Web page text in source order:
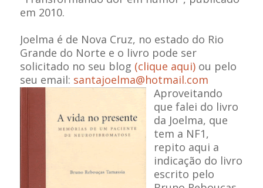
em 2010.
Joelma é de Nova Cruz, no estado do Rio
Grande do Norte e o livro pode ser
solicitado no seu blog (clique aqui)ou pelo
seu email: santajoelma@hotmail.com
Aproveitando
que falei do livro
da Joelma, que
tem a NF1,
repito aqui a
indicação do livro
escrito pelo